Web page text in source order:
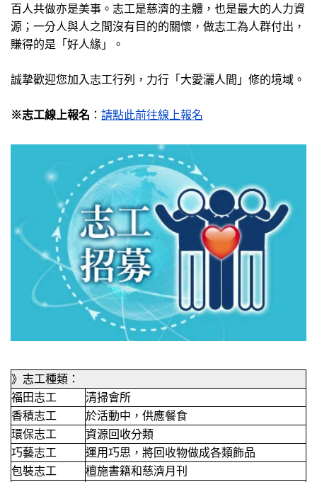
百人共做亦是美事。志工是慈濟的主體，也是最大的人力資
源；一分人與人之間沒有目的的關懷，做志工為人群付出，
賺得的是「好人緣」。
誠摯歡迎您加入志工行列，力行「大愛灑人間」修的境域。
※志工線上報名 ： 請點此前往線上報名
》志工種類：
福田志工
清掃會所
香積志工
於活動中，供應餐食
環保志工
資源回收分類
巧藝志工
運用巧思，將回收物做成各類飾品
包裝志工
檀施書籍和慈濟月刊